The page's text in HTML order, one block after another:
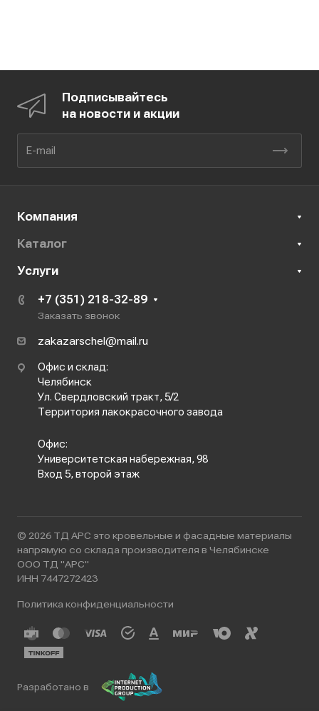
Подписывайтесь
на новости и акции
Компания
Каталог
Услуги
+7 (351) 218-32-89
Заказать звонок
zakazarschel@mail.ru
Офис и склад:
Челябинск
Ул. Свердловский тракт, 5/2
Территория лакокрасочного завода
Офис:
Университетская набережная, 98
Вход 5, второй этаж
© 2026 ТД АРС это кровельные и фасадные материалы
напрямую со склада производителя в Челябинске
ООО ТД "АРС"
ИНН 7447272423
Политика конфиденциальности
Разработано в